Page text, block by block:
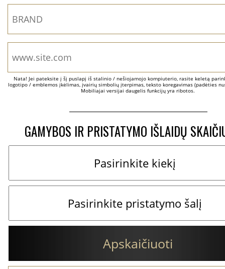
Nata! Jei pateksite į šį puslapį iš stalinio / nešiojamojo kompiuterio, rasite keletą
logotipo / emblemos įkėlimas, įvairių simbolių įterpimas, teksto koregavimas (padėties
Mobiliajai versijai daugelis funkcijų yra ribotos.
GAMYBOS IR PRISTATYMO IŠLAIDŲ
Apskaičiuoti